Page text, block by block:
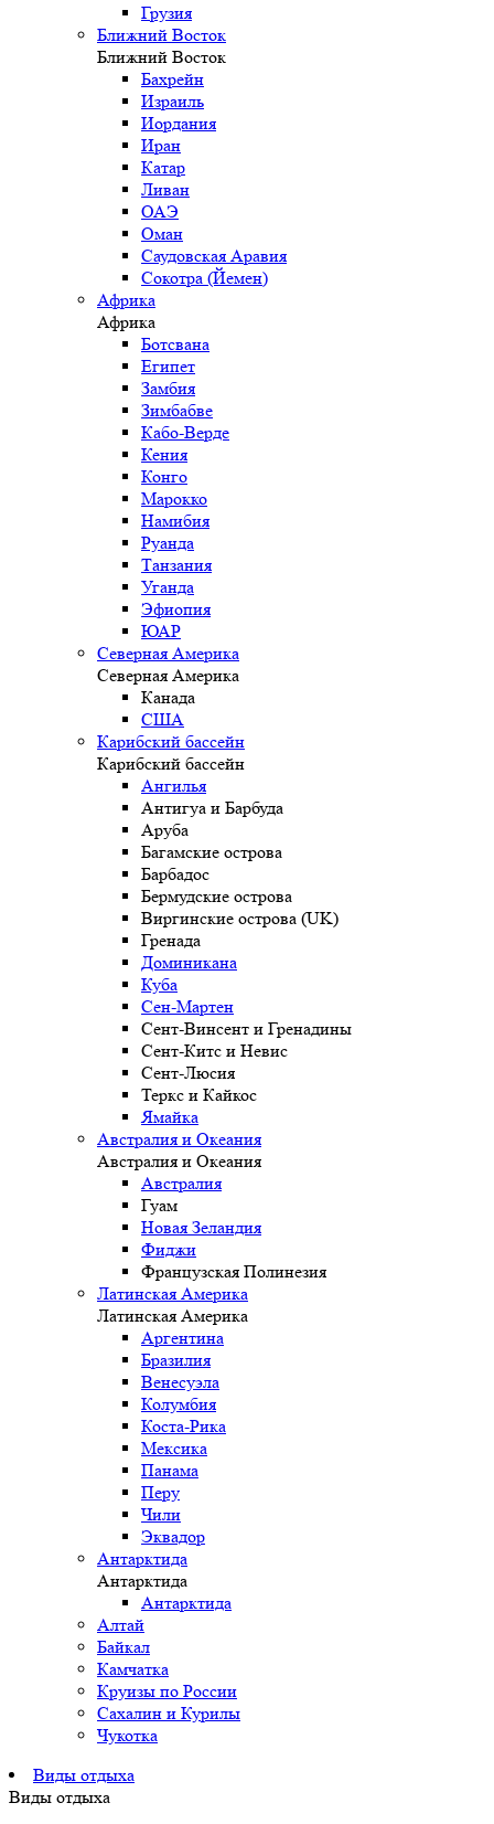
Грузия
Ближний Восток
Ближний Восток
Бахрейн
Израиль
Иордания
Иран
Катар
Ливан
ОАЭ
Оман
Саудовская Аравия
Сокотра (Йемен)
Африка
Африка
Ботсвана
Египет
Замбия
Зимбабве
Кабо-Верде
Кения
Конго
Марокко
Намибия
Руанда
Танзания
Уганда
Эфиопия
ЮАР
Северная Америка
Северная Америка
Канада
США
Карибский бассейн
Карибский бассейн
Ангилья
Антигуа и Барбуда
Аруба
Багамские острова
Барбадос
Бермудские острова
Виргинские острова (UK)
Гренада
Доминикана
Куба
Сен-Мартен
Сент-Винсент и Гренадины
Сент-Китс и Невис
Сент-Люсия
Теркс и Кайкос
Ямайка
Австралия и Океания
Австралия и Океания
Австралия
Гуам
Новая Зеландия
Фиджи
Французская Полинезия
Латинская Америка
Латинская Америка
Аргентина
Бразилия
Венесуэла
Колумбия
Коста-Рика
Мексика
Панама
Перу
Чили
Эквадор
Антарктида
Антарктида
Антарктида
Алтай
Байкал
Камчатка
Круизы по России
Сахалин и Курилы
Чукотка
Виды отдыха
Виды отдыха